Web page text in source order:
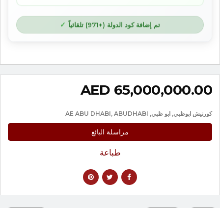
تم إضافة كود الدولة (+971) تلقائياً
65,000,000.00 AED
كورنيش ابوظبي, ابو ظبي, AE ABU DHABI, ABUDHABI
مراسلة البائع
طباعة